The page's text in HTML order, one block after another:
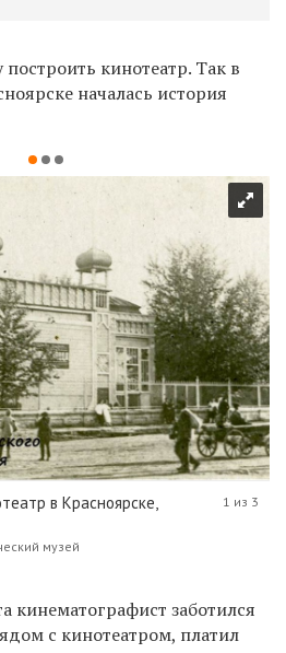
кинотеатр. Так в
началась история
в Красноярске,
музей
1 из 3
кинематографист заботился
с кинотеатром, платил